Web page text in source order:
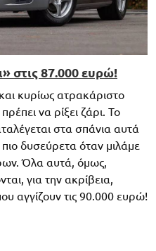
στις 87.000 ευρώ!
κυρίως ατρακάριστο
να ρίξει ζάρι. Το
στα σπάνια αυτά
δυσεύρετα όταν μιλάμε
Όλα αυτά, όμως,
για την ακρίβεια,
αγγίζουν τις 90.000 ευρώ!